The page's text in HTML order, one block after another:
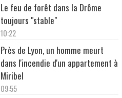
Le feu de forêt dans la Drôme
toujours "stable"
10:22
Près de Lyon, un homme meurt
dans l'incendie d'un appartement à
Miribel
09:55